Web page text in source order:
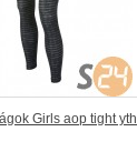
Girls aop tight yth